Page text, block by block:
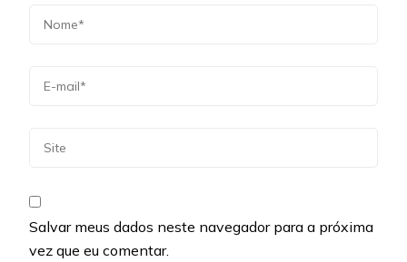
Salvar meus dados neste navegador para a próxima
vez que eu comentar.